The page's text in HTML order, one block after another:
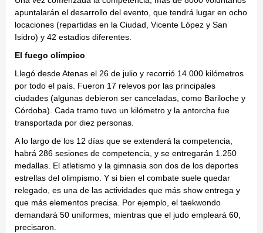
apuntalarán el desarrollo del evento, que tendrá lugar en ocho
locaciones (repartidas en la Ciudad, Vicente López y San
Isidro) y 42 estadios diferentes.
El fuego olímpico
Llegó desde Atenas el 26 de julio y recorrió 14.000 kilómetros
por todo el país. Fueron 17 relevos por las principales
ciudades (algunas debieron ser canceladas, como Bariloche y
Córdoba). Cada tramo tuvo un kilómetro y la antorcha fue
transportada por diez personas.
A lo largo de los 12 días que se extenderá la competencia,
habrá 286 sesiones de competencia, y se entregarán 1.250
medallas. El atletismo y la gimnasia son dos de los deportes
estrellas del olimpismo. Y si bien el combate suele quedar
relegado, es una de las actividades que más show entrega y
que más elementos precisa. Por ejemplo, el taekwondo
demandará 50 uniformes, mientras que el judo empleará 60,
precisaron.